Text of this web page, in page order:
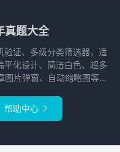
真题大全
验证、多级分类筛选器，适
平化设计、简洁白色、超多
图片弹窗、自动缩略图等...
帮助中心 